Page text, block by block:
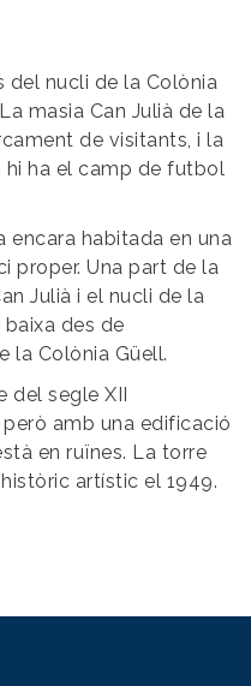
del nucli de la Colònia
masia Can Julià de la
de visitants, i la
hi ha el camp de futbol
encara habitada en una
proper. Una part de la
Julià i el nucli de la
des de
la Colònia Güell.
del segle XII
amb una edificació
en ruïnes. La torre
artístic el 1949.